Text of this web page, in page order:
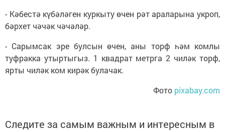
- Кәбестә күбәләген куркыту өчен рәт араларына укроп,
бәрхет чәчәк чәчәләр.
- Сарымсак эре булсын өчен, аны торф һәм комлы
туфракка утыртыгыз. 1 квадрат метрга 2 чиләк торф,
ярты чиләк ком кирәк булачак.
Фото pixabay.com
Следите за самым важным и интересным в